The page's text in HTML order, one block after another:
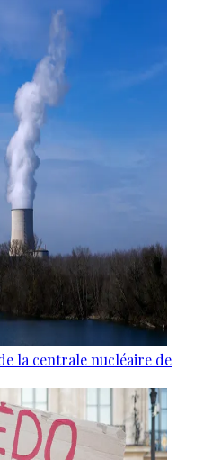
la centrale nucléaire de